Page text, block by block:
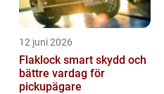
12 juni 2026
Flaklock smart skydd och
bättre vardag för
pickupägare